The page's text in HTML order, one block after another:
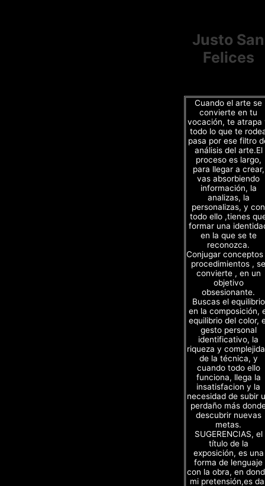
Justo San
Felices
Cuando el arte se
convierte en tu
vocación, te atrapa
todo lo que te
pasa por ese filtro
análisis del arte.El
proceso es largo,
para llegar a crear,
vas absorbiendo
información, la
analizas, la
personalizas, y con
todo ello ,tienes
formar una
en la que se te
reconozca.
Conjugar
procedimientos , se
convierte , en un
objetivo
obsesionante.
Buscas el equilibrio
en la composición,
equilibrio del color,
gesto personal
identificativo, la
riqueza y
de la técnica, y
cuando todo ello
funciona, llega la
insatisfacion y la
necesidad de subir
perdaño más
descubrir nuevas
metas.
SUGERENCIAS, el
título de la
exposición, es una
forma de lenguaje
con la obra, en
mi pretensión,es